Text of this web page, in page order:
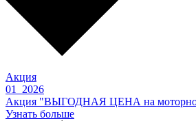
Акция
01 2026
Акция "ВЫГОДНАЯ ЦЕНА на
Узнать больше